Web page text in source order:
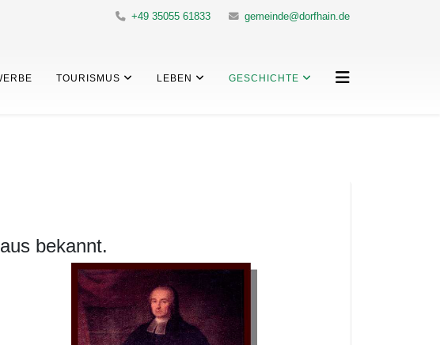
+49 35055 61833 gemeinde@dorfhain.de
TOURISMUS LEBEN GESCHICHTE
bekannt.